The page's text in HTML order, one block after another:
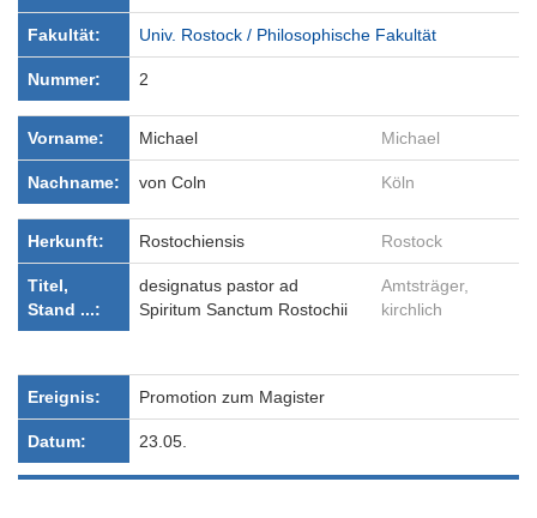
Fakultät: Univ. Rostock / Philosophische Fakultät
Nummer: 2
Vorname: Michael Michael
Nachname: von Coln Köln
Herkunft: Rostochiensis Rostock
Titel,
Stand ...:
designatus pastor ad
Spiritum Sanctum Rostochii
Amtsträger,
kirchlich
Ereignis: Promotion zum Magister
Datum: 23.05.